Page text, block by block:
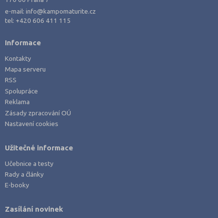
Policejní a vojenské obory
Právo
Pedagogika a sociální péče
Umělecké obory
Praktická škola
Šance na přijetí
e-mail:info@kampomaturite.cz
tel: +420 606 411 115
Informace
Kontakty
Mapa serveru
RSS
Spolupráce
Reklama
Zásady zpracování OÚ
Nastavení cookies
Užitečné informace
Učebnice a testy
Rady a články
E-booky
Zasílání novinek